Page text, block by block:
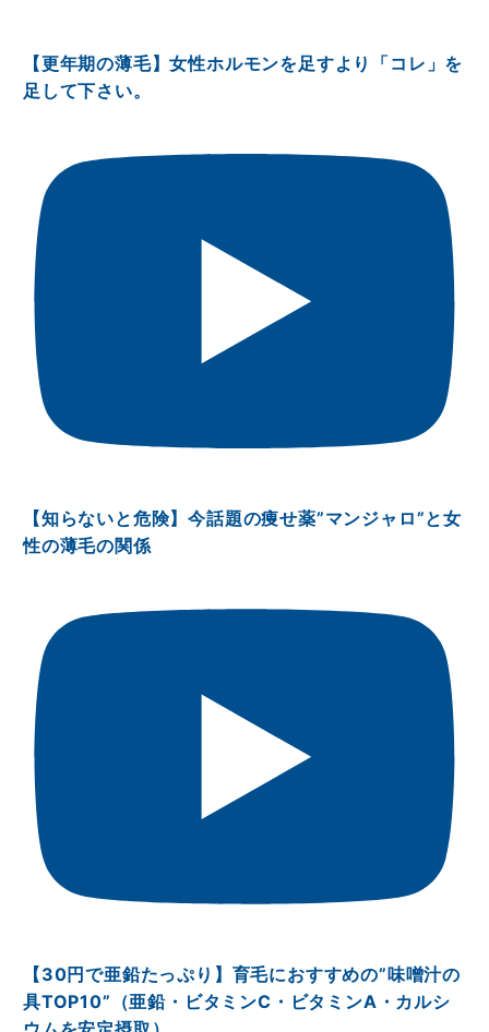
【更年期の薄毛】女性ホルモンを足すより「コレ」を
足して下さい。
【知らないと危険】今話題の痩せ薬”マンジャロ”と女
性の薄毛の関係
【30円で亜鉛たっぷり】育毛におすすめの”味噌汁の
具TOP10”（亜鉛・ビタミンⅭ・ビタミンA・カルシ